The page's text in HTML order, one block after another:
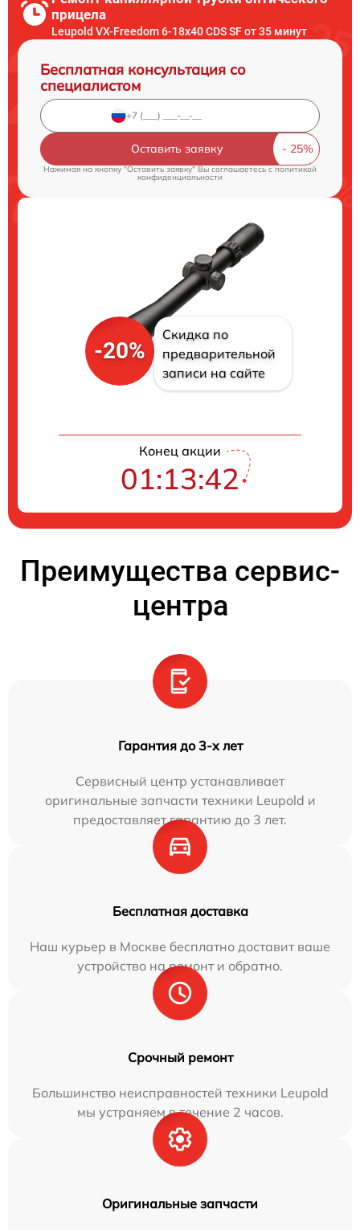
прицела
Leupold VX-Freedom 6-18x40 CDS SF от 35 минут
Бесплатная консультация со
специалистом
Оставить заявку
Нажимая на кнопку "Оставить заявку" Вы соглашаетесь cполитикой
конфиденциальности
-20%
Скидка по
предварительной
записи на сайте
Конец акции
01:13:42
Преимущества сервис-
центра
Гарантия до 3-х лет
Сервисный центр устанавливает
оригинальные запчасти техники Leupold и
предоставляет гарантию до 3 лет.
Бесплатная доставка
Наш курьер в Москве бесплатно доставит ваше
устройство на ремонт и обратно.
Срочный ремонт
Большинство неисправностей техники Leupold
мы устраняем в течение 2 часов.
Оригинальные запчасти